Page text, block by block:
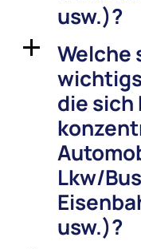
usw.)?
a
Welche
die sich
Lkw/
usw.)?